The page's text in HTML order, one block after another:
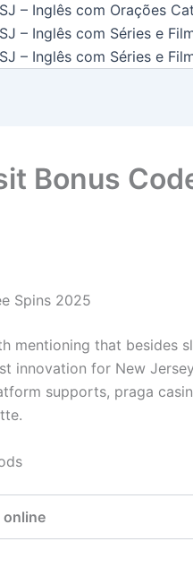
– Inglês com Orações
– Inglês com Séries e
– Inglês com Séries e
Bonus
Spins 2025
mentioning that besides
innovation for New
supports, praga
online